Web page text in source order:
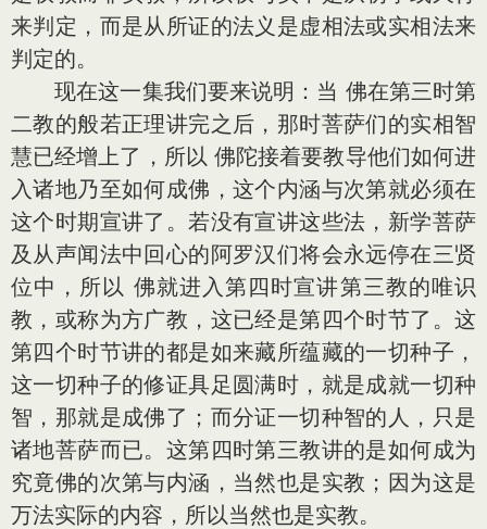
来判定，而是从所证的法义是虚相法或实相法来
判定的。
现在这一集我们要来说明：当 佛在第三时第
二教的般若正理讲完之后，那时菩萨们的实相智
慧已经增上了，所以 佛陀接着要教导他们如何进
入诸地乃至如何成佛，这个内涵与次第就必须在
这个时期宣讲了。若没有宣讲这些法，新学菩萨
及从声闻法中回心的阿罗汉们将会永远停在三贤
位中，所以 佛就进入第四时宣讲第三教的唯识
教，或称为方广教，这已经是第四个时节了。这
第四个时节讲的都是如来藏所蕴藏的一切种子，
这一切种子的修证具足圆满时，就是成就一切种
智，那就是成佛了；而分证一切种智的人，只是
诸地菩萨而已。这第四时第三教讲的是如何成为
究竟佛的次第与内涵，当然也是实教；因为这是
万法实际的内容，所以当然也是实教。